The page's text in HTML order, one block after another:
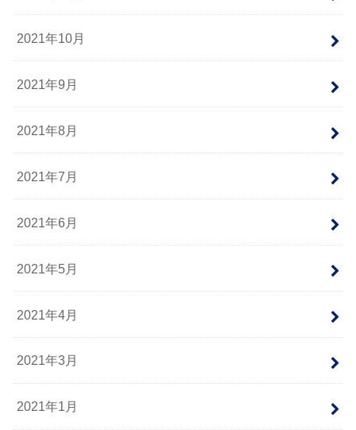
2021年10月
2021年9月
2021年8月
2021年7月
2021年6月
2021年5月
2021年4月
2021年3月
2021年1月